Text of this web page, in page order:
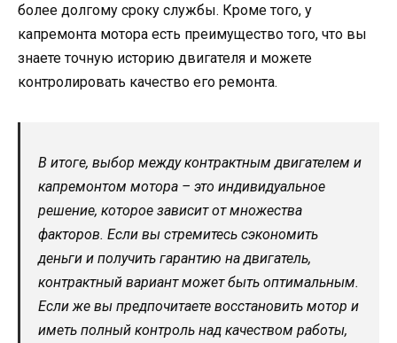
более долгому сроку службы. Кроме того, у
капремонта мотора есть преимущество того, что вы
знаете точную историю двигателя и можете
контролировать качество его ремонта.
В итоге, выбор между контрактным двигателем и
капремонтом мотора – это индивидуальное
решение, которое зависит от множества
факторов. Если вы стремитесь сэкономить
деньги и получить гарантию на двигатель,
контрактный вариант может быть оптимальным.
Если же вы предпочитаете восстановить мотор и
иметь полный контроль над качеством работы,